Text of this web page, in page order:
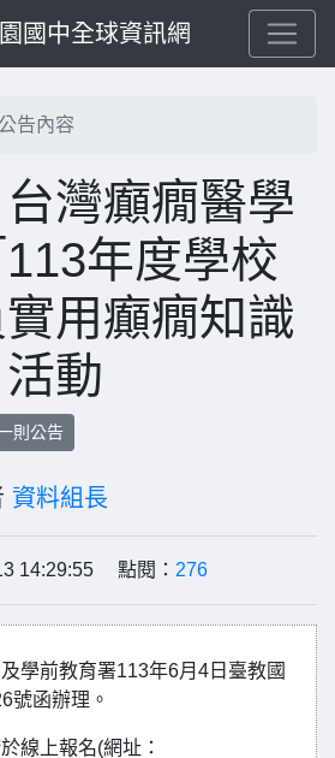
國中全球資訊網
公告內容
台灣癲癇醫學
年度學校
用癲癇知識
動
則公告
資料組長
14:29:55 點閱： 276
學前教育署113年6月4日臺教國
號函辦理。
線上報名(網址：